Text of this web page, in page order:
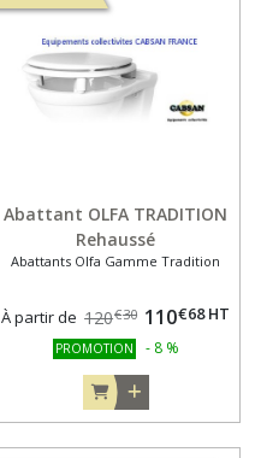
Abattant OLFA TRADITION
Rehaussé
Abattants Olfa Gamme Tradition
À partir de 120€30 110€68 HT
PROMOTION - 8 %